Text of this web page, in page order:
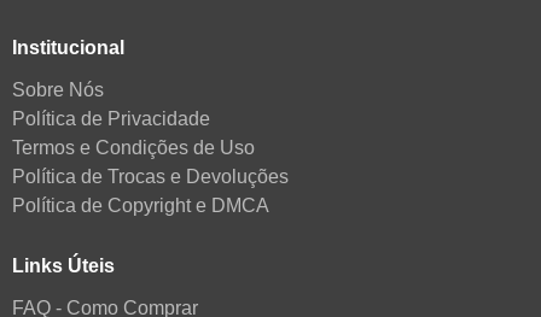
Institucional
Sobre Nós
Política de Privacidade
Termos e Condições de Uso
Política de Trocas e Devoluções
Política de Copyright e DMCA
Links Úteis
FAQ - Como Comprar